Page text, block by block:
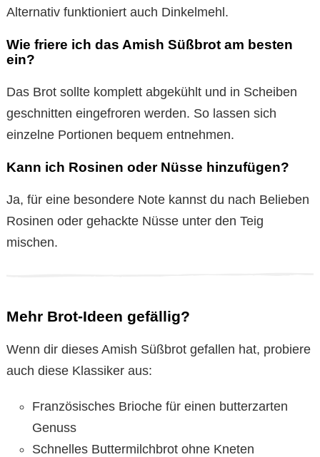
Alternativ funktioniert auch Dinkelmehl.
Wie friere ich das Amish Süßbrot am besten
ein?
Das Brot sollte komplett abgekühlt und in Scheiben
geschnitten eingefroren werden. So lassen sich
einzelne Portionen bequem entnehmen.
Kann ich Rosinen oder Nüsse hinzufügen?
Ja, für eine besondere Note kannst du nach Belieben
Rosinen oder gehackte Nüsse unter den Teig
mischen.
Mehr Brot-Ideen gefällig?
Wenn dir dieses Amish Süßbrot gefallen hat, probiere
auch diese Klassiker aus:
Französisches Brioche für einen butterzarten
Genuss
Schnelles Buttermilchbrot ohne Kneten